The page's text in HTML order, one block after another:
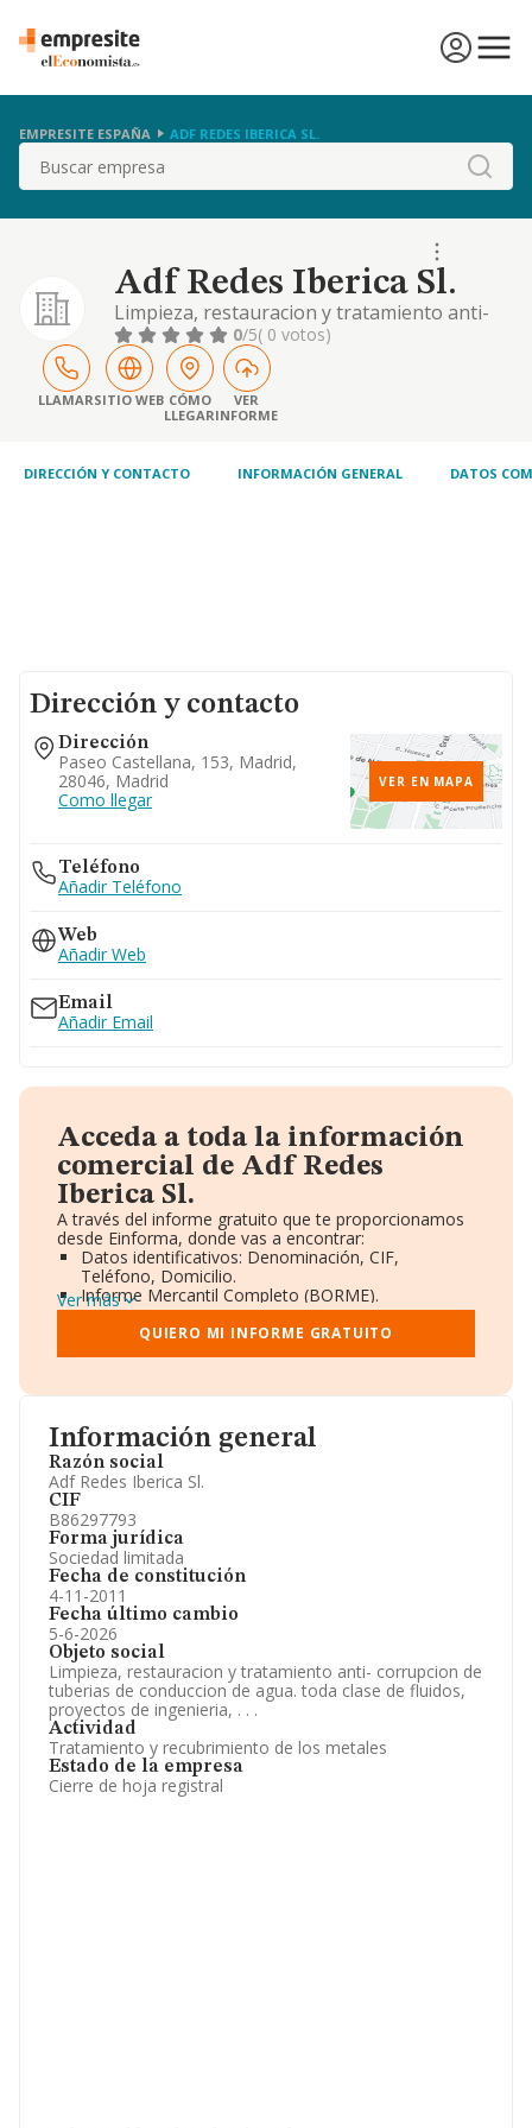
EMPRESITE ESPAÑA ADF REDES IBERICA SL.
Buscar
Adf Redes Iberica Sl.
Limpieza, restauracion y tratamiento anti-
corrupcion de tuberias de conduccion de
agua. toda clase de fluidos, proyectos de
ingenieria, . . .
0/5( 0 votos)
LLAMARSITIO WEB CÓMO
LLEGAR
VER
INFORME
DIRECCIÓN Y CONTACTO INFORMACIÓN GENERAL DATOS
Información general
Razón social
Adf Redes Iberica Sl.
CIF
B86297793
Forma jurídica
Sociedad limitada
Fecha de constitución
4-11-2011
Fecha último cambio
5-6-2026
Objeto social
Limpieza, restauracion y tratamiento anti- corrupcion de
tuberias de conduccion de agua. toda clase de fluidos,
proyectos de ingenieria, . . .
Actividad
Tratamiento y recubrimiento de los metales
Estado de la empresa
Cierre de hoja registral
Dirección y contacto
Dirección
Paseo Castellana, 153, Madrid,
28046, Madrid
Como llegar
VER EN MAPA
Teléfono
Añadir Teléfono
Web
Añadir Web
Email
Añadir Email
Acceda a toda la información
comercial de Adf Redes
Iberica Sl.
A través del informe gratuito que te proporcionamos
desde Einforma, donde vas a encontrar:
Datos identificativos: Denominación, CIF,
Teléfono, Domicilio.
Informe Mercantil Completo (BORME).
Gráficos de Evolución Ventas y Empleados.
Consejo de Administración y Administradores.
Directivos y Ejecutivos.
Información oficial y registral complementaria.
Ver más
QUIERO MI INFORME GRATUITO